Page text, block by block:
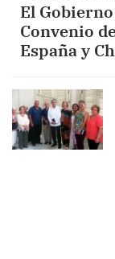
El
Convenio
España y